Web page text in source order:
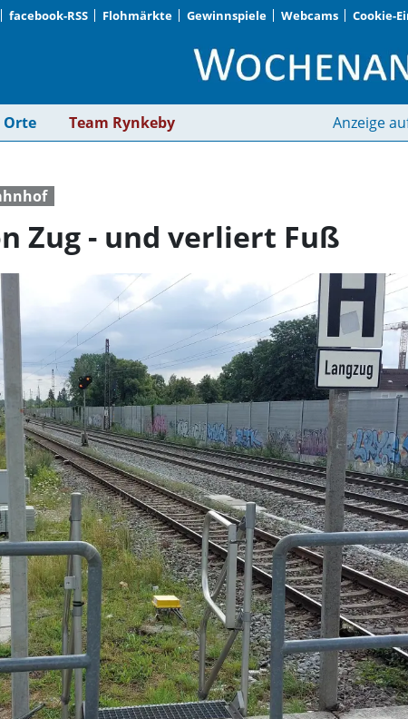
facebook-RSS Flohmärkte Gewinnspiele Webcams Cookie-
Jugendlicher springt
Orte Team Rynkeby Anzeige
Zug - und verliert Fuß